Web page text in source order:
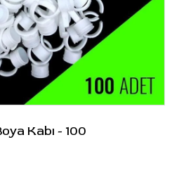
Kabı - 100